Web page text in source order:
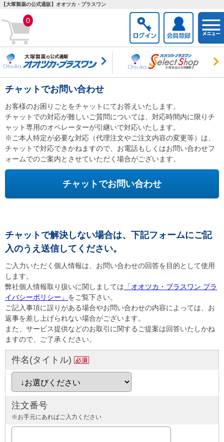
【大塚製薬の公式通販】オオツカ・プラスワン
0
チャットでお問い合わせ
お客様のお困りごとをチャットにてお答えいたします。
チャットでの対応が難しいご質問については、対応時間内に限りチ
ャット専用のオペレーターが引継いで対応いたします。
※ご本人特定が必要な対応（代理注文やご注文内容の変更等）は、
チャットで対応できかねますので、お電話もしくはお問い合わせフ
ォームでのご案内とさせていただく場合がございます。
チャットでお問い合わせ
チャットで解決しない場合は、下記フォームにご記
入のうえ送信してください。
ご入力いただく個人情報は、お問い合わせの回答を目的として使用
します。
弊社個人情報取り扱いに関しましては 「オオツカ・プラスワン プラ
イバシーポリシー」 をご覧下さい。
ご記入事項に誤りがある場合やお問い合わせの内容によっては、お
返事を差し上げられない場合がございます。
また、サービス提供などのお取引に関するご提案は回答いたしかね
ますので、ご了承ください。
件名(タイトル)
注文番号
※お手元にあればご入力ください